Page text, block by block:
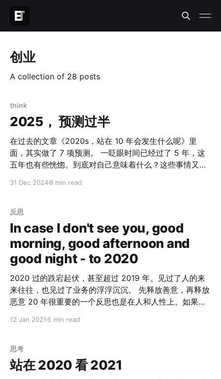
创业
A collection of 28 posts
think
2025， 预测过半
在过去的文章《2020s，站在 10 年会发生什么呢》里
面，其实做了 7 项预测。 一眨眼时间已经过了 5 年，这
五年也有些恍惚。到底对自己意味着什么？这些事情又实
类过去 40 年的全球化欣欣向荣的时期，看起来很长，但
放眼到整个 7 千年人类文明史来说，如此的时代也是十个
手指能数出来。 自古以来，盛世少而乱世多。盛世出才
子，乱世出英雄。不同时代有不同的活法，但习惯了上一
个时代的人，不一定能适应下一个时代。 对于我们自己，
这个电梯中获得的，电梯变了，需要的自身的能力也是需
要变化的。 预测调整：
31 Dec 20248 min read
反思
In case I don't see you, good
morning, good afternoon and
good night - to 2020
2020 过的跌宕起伏，甚至超过 2019 年。见过了人的来
来往往，也见过了业务的浮浮沉沉。 先释放善意，再释放
恶意 20 年很重要的一个反思也是在人和人性上。如果说
单。共创会 是非常好的一个场，让大家打开彼此的内心。
但为什么这么多人形容阿里的共创会和 OKR 一样，「一
看就懂，一用就死」呢？我也带着这个疑问咨询了其他几
12 Jan 2021 5 min read
思考
站在 2020 看 2021